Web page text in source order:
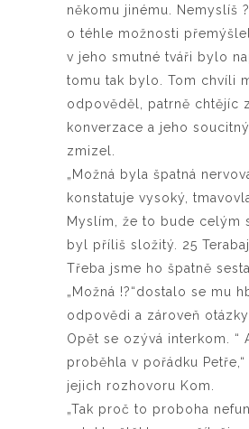
někomu jinému. Nemyslíš
o téhle možnosti
v jeho smutné tváři bylo
tomu tak bylo. Tom chvíli
odpověděl, patrně chtějíc
konverzace a jeho
zmizel.
„Možná byla špatná
konstatuje vysoký,
Myslím, že to bude celým
byl příliš složitý. 25
Třeba jsme ho špatně
„Možná !?“dostalo se mu
odpovědi a zároveň otázky.
Opět se ozývá interkom. “
proběhla v pořádku
jejich rozhovoru Kom.
„Tak proč to proboha